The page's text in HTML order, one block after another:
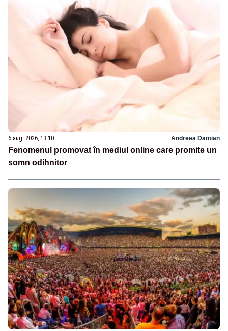
6 aug. 2026, 13:10 Andreea Damian
Fenomenul promovat în mediul online care promite un
somn odihnitor